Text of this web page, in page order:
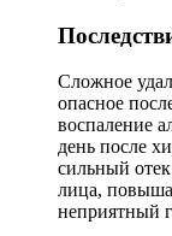
Сложное
опасное
воспаление
день после
сильный
лица,
неприятный